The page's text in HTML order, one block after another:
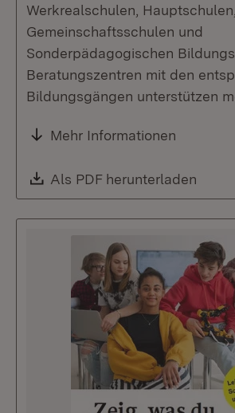
Werkrealschulen,
Gemeinschaftsschulen und
Sonderpädagogischen
Beratungszentren mit den
Bildungsgängen unterstützen
Mehr Informationen
Download:
Als PDF herunterladen